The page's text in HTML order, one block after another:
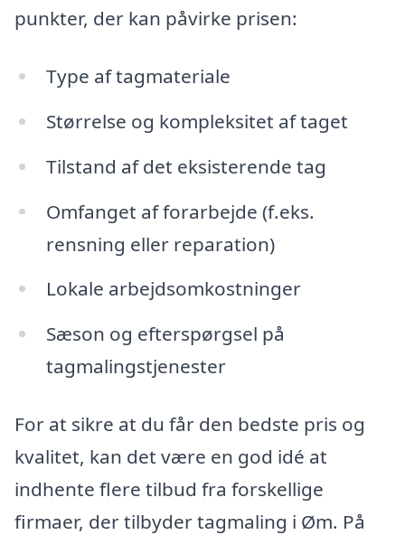
punkter, der kan påvirke prisen:
Type af tagmateriale
Størrelse og kompleksitet af taget
Tilstand af det eksisterende tag
Omfanget af forarbejde (f.eks.
rensning eller reparation)
Lokale arbejdsomkostninger
Sæson og efterspørgsel på
tagmalingstjenester
For at sikre at du får den bedste pris og
kvalitet, kan det være en god idé at
indhente flere tilbud fra forskellige
firmaer, der tilbyder tagmaling i Øm. På